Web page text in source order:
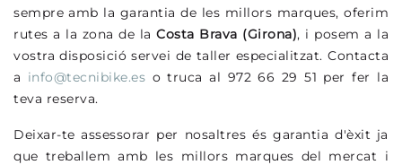
sempre amb la garantia de les millors marques, oferim
rutes a la zona de la Costa Brava (Girona), i posem a la
vostra disposició servei de taller especialitzat. Contacta
a info@tecnibike.es o truca al 972 66 29 51 per fer la
teva reserva.
Deixar-te assessorar per nosaltres és garantia d'èxit ja
que treballem amb les millors marques del mercat i